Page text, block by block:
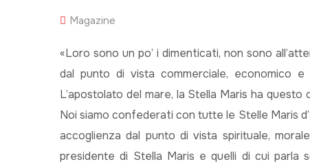
Magazine
«Loro sono un po’ i dimenticati, non sono
dal punto di vista commerciale, economico
L’apostolato del mare, la Stella Maris ha
Noi siamo confederati con tutte le Stelle Maris
accoglienza dal punto di vista spirituale,
presidente di Stella Maris e quelli di cui